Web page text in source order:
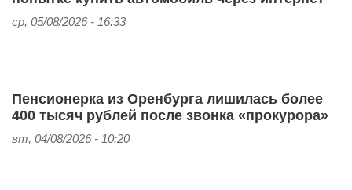
ср, 05/08/2026 - 16:33
Пенсионерка из Оренбурга лишилась более
400 тысяч рублей после звонка «прокурора»
вт, 04/08/2026 - 10:20